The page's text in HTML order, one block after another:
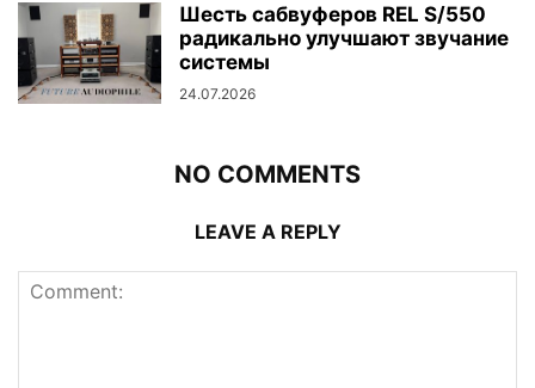
Шесть сабвуферов REL S/550
радикально улучшают звучание
системы
24.07.2026
NO COMMENTS
LEAVE A REPLY